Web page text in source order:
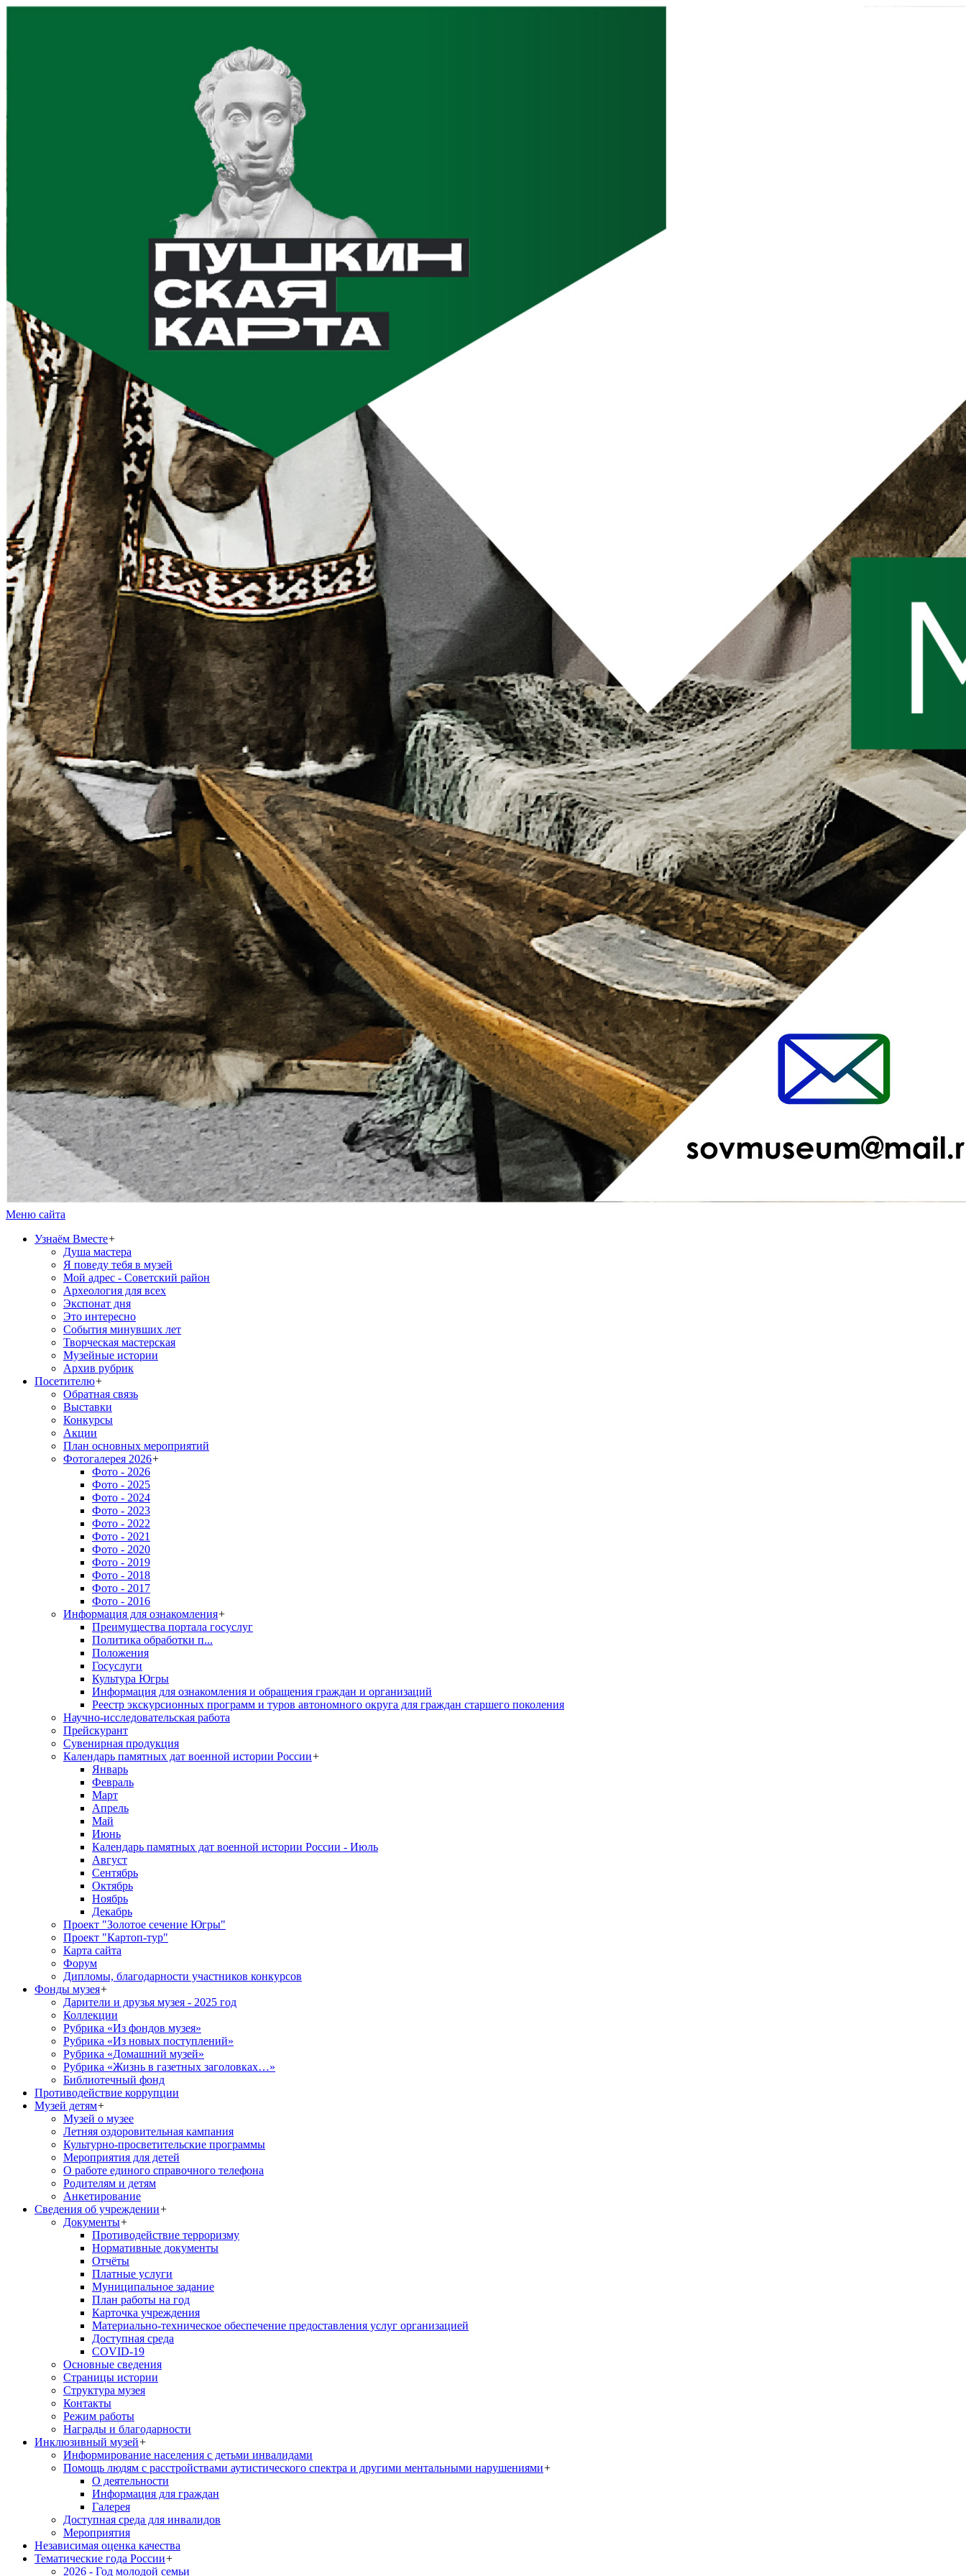
Меню сайта
Узнаём Вместе+
Душа мастера
Я поведу тебя в музей
Мой адрес - Советский район
Археология для всех
Экспонат дня
Это интересно
События минувших лет
Творческая мастерская
Музейные истории
Архив рубрик
Посетителю+
Обратная связь
Выставки
Конкурсы
Акции
План основных мероприятий
Фотогалерея 2026+
Фото - 2026
Фото - 2025
Фото - 2024
Фото - 2023
Фото - 2022
Фото - 2021
Фото - 2020
Фото - 2019
Фото - 2018
Фото - 2017
Фото - 2016
Информация для ознакомления+
Преимущества портала госуслуг
Политика обработки п...
Положения
Госуслуги
Культура Югры
Информация для ознакомления и обращения граждан и организаций
Реестр экскурсионных программ и туров автономного округа для граждан старшего поколения
Научно-исследовательская работа
Прейскурант
Сувенирная продукция
Календарь памятных дат военной истории России+
Январь
Февраль
Март
Апрель
Май
Июнь
Календарь памятных дат военной истории России - Июль
Август
Сентябрь
Октябрь
Ноябрь
Декабрь
Проект "Золотое сечение Югры"
Проект "Картоп-тур"
Карта сайта
Форум
Дипломы, благодарности участников конкурсов
Фонды музея+
Дарители и друзья музея - 2025 год
Коллекции
Рубрика «Из фондов музея»
Рубрика «Из новых поступлений»
Рубрика «Домашний музей»
Рубрика «Жизнь в газетных заголовках…»
Библиотечный фонд
Противодействие коррупции
Музей детям+
Музей о музее
Летняя оздоровительная кампания
Культурно-просветительские программы
Мероприятия для детей
О работе единого справочного телефона
Родителям и детям
Анкетирование
Сведения об учреждении+
Документы+
Противодействие терроризму
Нормативные документы
Отчёты
Платные услуги
Муниципальное задание
План работы на год
Карточка учреждения
Материально-техническое обеспечение предоставления услуг организацией
Доступная среда
COVID-19
Основные сведения
Страницы истории
Структура музея
Контакты
Режим работы
Награды и благодарности
Инклюзивный музей+
Информирование населения с детьми инвалидами
Помощь людям с расстройствами аутистического спектра и другими ментальными нарушениями+
О деятельности
Информация для граждан
Галерея
Доступная среда для инвалидов
Мероприятия
Независимая оценка качества
Тематические года России+
2026 - Год молодой семьи